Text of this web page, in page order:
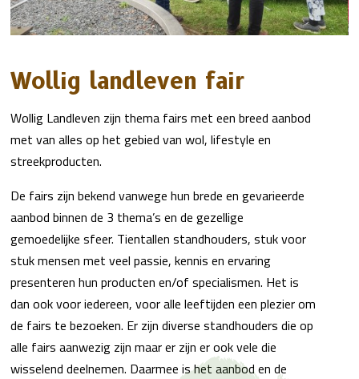
Wollig landleven fair
Wollig Landleven zijn thema fairs met een breed aanbod
met van alles op het gebied van wol, lifestyle en
streekproducten.
De fairs zijn bekend vanwege hun brede en gevarieerde
aanbod binnen de 3 thema’s en de gezellige
gemoedelijke sfeer. Tientallen standhouders, stuk voor
stuk mensen met veel passie, kennis en ervaring
presenteren hun producten en/of specialismen. Het is
dan ook voor iedereen, voor alle leeftijden een plezier om
de fairs te bezoeken. Er zijn diverse standhouders die op
alle fairs aanwezig zijn maar er zijn er ook vele die
wisselend deelnemen. Daarmee is het aanbod en de